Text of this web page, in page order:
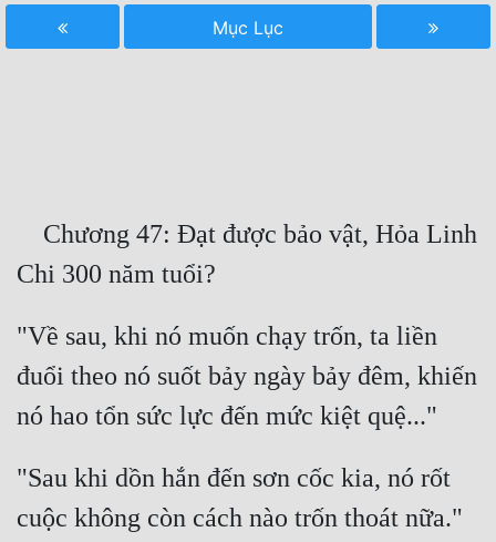
Hoàn Thành
Truyện Dịch
Truyện Nhập Môn
Cạnh Kỹ
Cổ Tiên Hiệp
Mục Lục
"Về sau, khi nó muốn chạy trốn, ta liền
đuổi theo nó suốt bảy ngày bảy đêm, khiến
"Sau khi dồn hắn đến sơn cốc kia, nó rốt